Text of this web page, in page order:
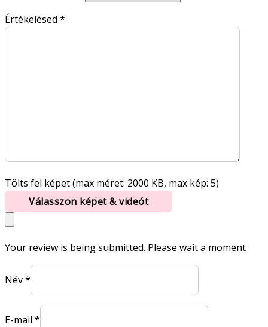
Értékelésed *
Tölts fel képet (max méret: 2000 KB, max kép: 5)
Válasszon képet & videót
Your review is being submitted. Please wait a moment
Név*
E-mail *